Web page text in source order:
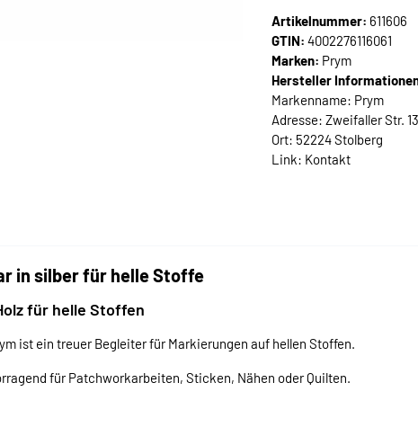
Artikelnummer: 611606
GTIN: 4002276116061
Marken: Prym
Hersteller
Markenname: Prym
Adresse: Zweifaller Str.
Ort: 52224 Stolberg
Link: Kontakt
in silber für helle Stoffe
für helle Stoffen
ist ein treuer Begleiter für Markierungen auf hellen Stoffen.
für Patchworkarbeiten, Sticken, Nähen oder Quilten.